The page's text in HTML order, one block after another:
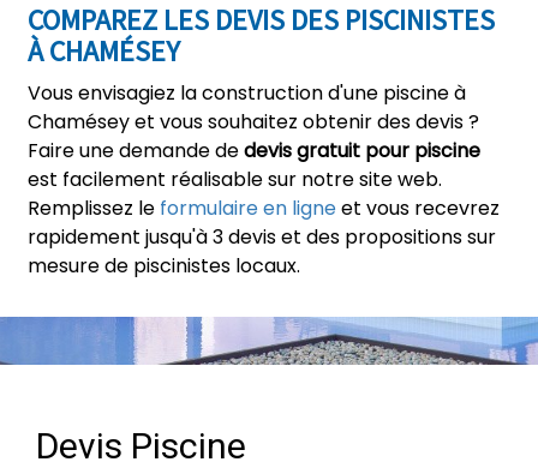
COMPAREZ LES DEVIS DES PISCINISTES
À CHAMÉSEY
Vous envisagiez la construction d'une piscine à
Chamésey et vous souhaitez obtenir des devis ?
Faire une demande dedevis gratuit pour piscine
est facilement réalisable sur notre site web.
Remplissez le formulaire en ligneet vous recevrez
rapidement jusqu'à 3 devis et des propositions sur
mesure de piscinistes locaux.
Devis Piscine